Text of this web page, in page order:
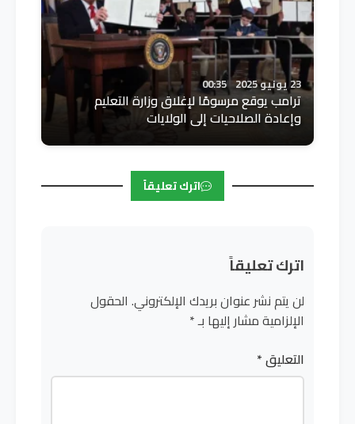
23 يونيو 2025 00:35
ترامب يوقع مرسومًا لإغلاق وزارة التعليم
وإعادة الصلاحيات إلى الولايات
اترك تعليقاً
اترك تعليقاً
لن يتم نشر عنوان بريدك الإلكتروني. الحقول
الإلزامية مشار إليها بـ*
التعليق*